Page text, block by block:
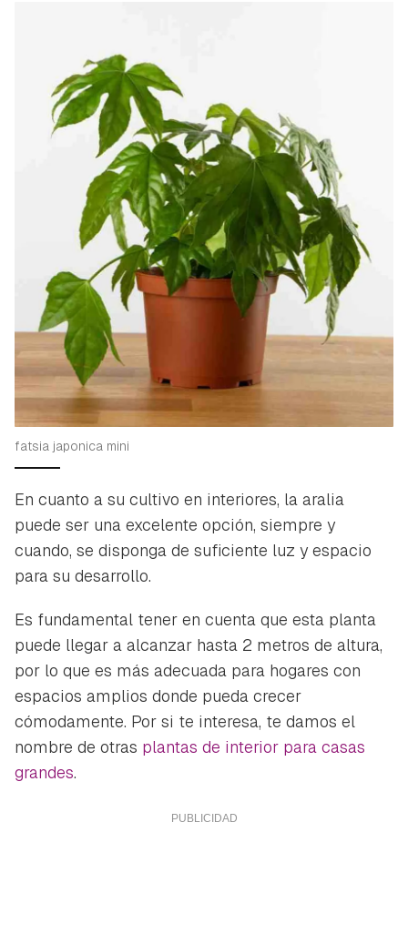
fatsia japonica mini
En cuanto a su cultivo en interiores, la aralia
puede ser una excelente opción, siempre y
cuando, se disponga de suficiente luz y espacio
para su desarrollo.
Es fundamental tener en cuenta que esta planta
puede llegar a alcanzar hasta 2 metros de altura,
por lo que es más adecuada para hogares con
espacios amplios donde pueda crecer
cómodamente. Por si te interesa, te damos el
nombre de otras plantas de interior para casas
grandes.